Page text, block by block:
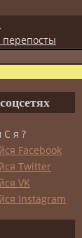
я ?